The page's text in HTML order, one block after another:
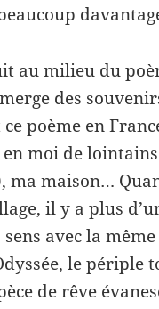
au milieu du
des
poème en
moi de
ma maison…
il y a plus
avec la
le périple
de rêve